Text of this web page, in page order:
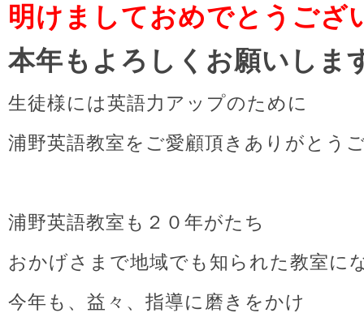
明けましておめでとうござ
本年もよろしくお願いしま
生徒様には英語力アップのために
浦野英語教室をご愛顧頂きありがとう
浦野英語教室も２０年がたち
おかげさまで地域でも知られた教室に
今年も、益々、指導に磨きをかけ